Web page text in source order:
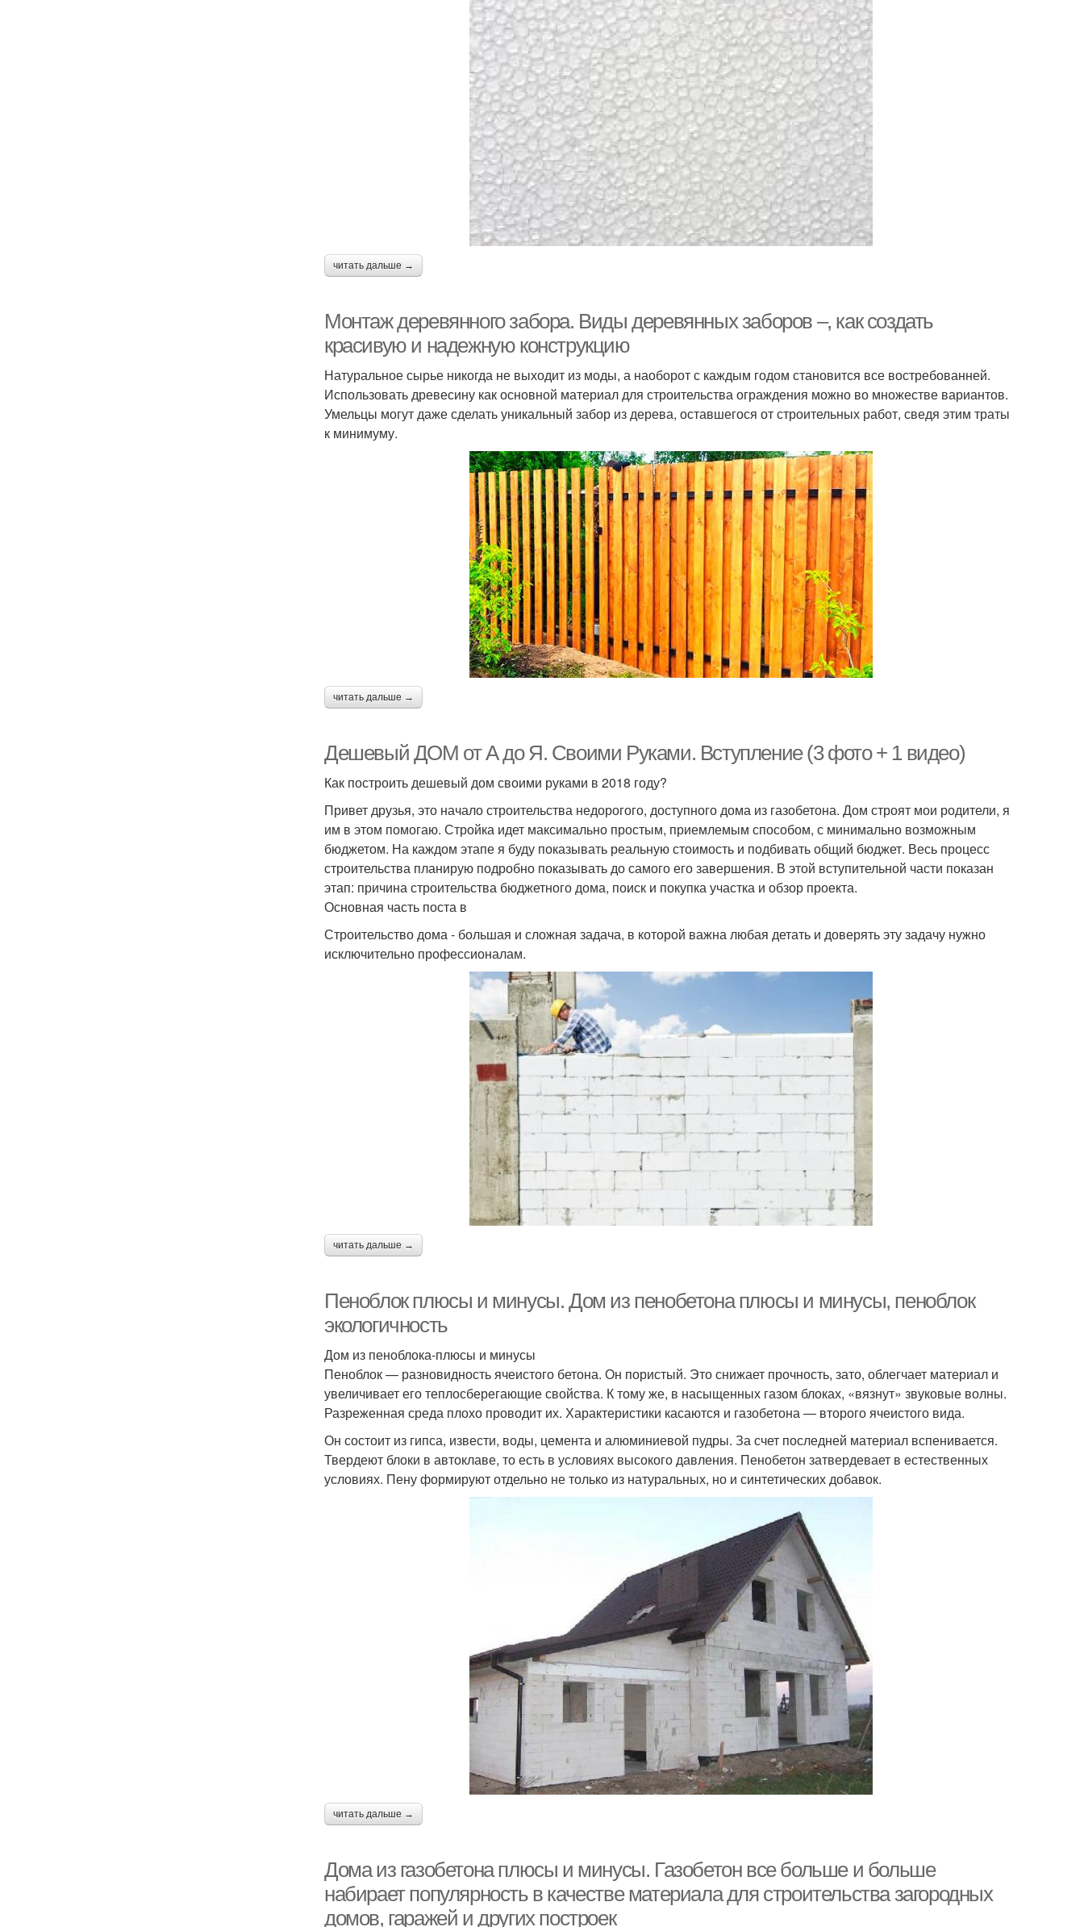
читать дальше →
Монтаж деревянного забора. Виды деревянных заборов –, как создать
красивую и надежную конструкцию
Натуральное сырье никогда не выходит из моды, а наоборот с каждым годом становится все востребованней.
Использовать древесину как основной материал для строительства ограждения можно во множестве вариантов.
Умельцы могут даже сделать уникальный забор из дерева, оставшегося от строительных работ, сведя этим траты
к минимуму.
читать дальше →
Дешевый ДОМ от А до Я. Своими Руками. Вступление (3 фото + 1 видео)
Как построить дешевый дом своими руками в 2018 году?
Привет друзья, это начало строительства недорогого, доступного дома из газобетона. Дом строят мои родители, я
им в этом помогаю. Стройка идет максимально простым, приемлемым способом, с минимально возможным
бюджетом. На каждом этапе я буду показывать реальную стоимость и подбивать общий бюджет. Весь процесс
строительства планирую подробно показывать до самого его завершения. В этой вступительной части показан
этап: причина строительства бюджетного дома, поиск и покупка участка и обзор проекта.
Основная часть поста в
Строительство дома - большая и сложная задача, в которой важна любая детать и доверять эту задачу нужно
исключительно профессионалам.
читать дальше →
Пеноблок плюсы и минусы. Дом из пенобетона плюсы и минусы, пеноблок
экологичность
Дом из пеноблока-плюсы и минусы
Пеноблок — разновидность ячеистого бетона. Он пористый. Это снижает прочность, зато, облегчает материал и
увеличивает его теплосберегающие свойства. К тому же, в насыщенных газом блоках, «вязнут» звуковые волны.
Разреженная среда плохо проводит их. Характеристики касаются и газобетона — второго ячеистого вида.
Он состоит из гипса, извести, воды, цемента и алюминиевой пудры. За счет последней материал вспенивается.
Твердеют блоки в автоклаве, то есть в условиях высокого давления. Пенобетон затвердевает в естественных
условиях. Пену формируют отдельно не только из натуральных, но и синтетических добавок.
читать дальше →
Дома из газобетона плюсы и минусы. Газобетон все больше и больше
набирает популярность в качестве материала для строительства загородных
домов, гаражей и других построек